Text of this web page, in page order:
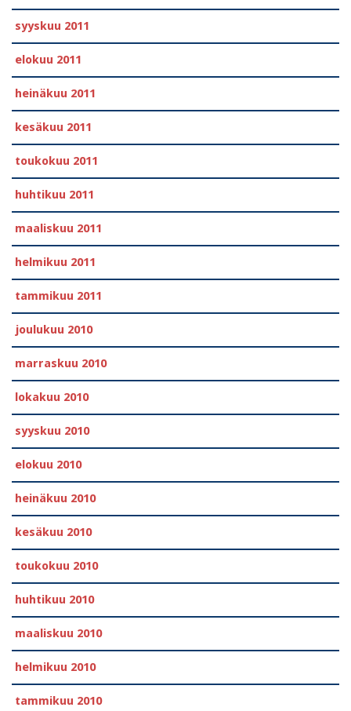
syyskuu 2011
elokuu 2011
heinäkuu 2011
kesäkuu 2011
toukokuu 2011
huhtikuu 2011
maaliskuu 2011
helmikuu 2011
tammikuu 2011
joulukuu 2010
marraskuu 2010
lokakuu 2010
syyskuu 2010
elokuu 2010
heinäkuu 2010
kesäkuu 2010
toukokuu 2010
huhtikuu 2010
maaliskuu 2010
helmikuu 2010
tammikuu 2010